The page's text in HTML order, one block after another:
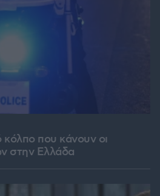
κόλπο που κάνουν οι
στην Ελλάδα